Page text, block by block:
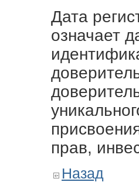
Дата
означает
прав,
Назад